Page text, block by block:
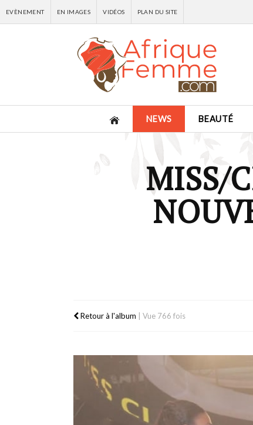
EVÈNEMENT EN IMAGES VIDÉOS PLAN DU SITE
NEWS BEAUTÉ
MISS/
Retour à l'album Vue 766 fois